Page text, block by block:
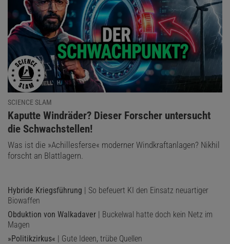
SCIENCE SLAM
:
Kaputte Windräder? Dieser Forscher untersucht
die Schwachstellen!
Was ist die »Achillesferse« moderner Windkraftanlagen? Nikhil
forscht an Blattlagern.
Hybride Kriegsführung | So befeuert KI den Einsatz neuartiger
Biowaffen
Obduktion von Walkadaver | Buckelwal hatte doch kein Netz im
Magen
»Politikzirkus« | Gute Ideen, trübe Quellen